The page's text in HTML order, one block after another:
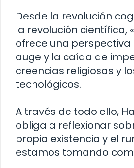
Desde la revolución
la revolución científica,
ofrece una perspectiva
auge y la caída de
creencias religiosas y
tecnológicos.
A través de todo ello,
obliga a reflexionar
propia existencia y el
estamos tomando